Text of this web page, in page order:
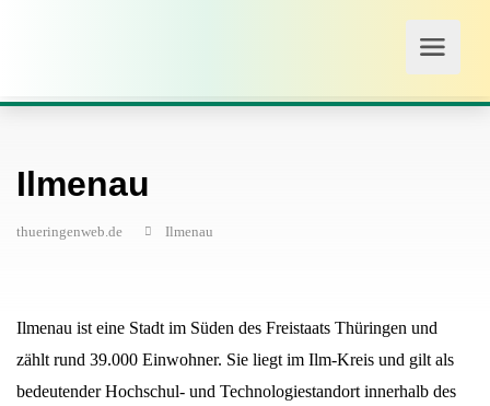
Ilmenau
thueringenweb.de Ilmenau
Ilmenau ist eine Stadt im Süden des Freistaats Thüringen und
zählt rund 39.000 Einwohner. Sie liegt im Ilm-Kreis und gilt als
bedeutender Hochschul- und Technologiestandort innerhalb des